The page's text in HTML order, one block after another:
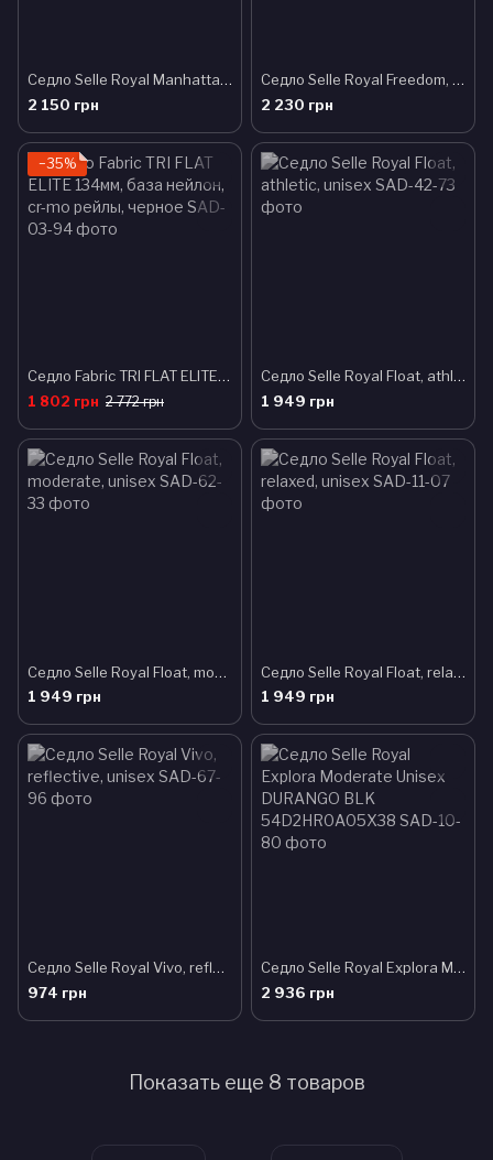
Седло Selle Royal Manhattan, relaxed, uisex
2 150 грн
Седло Selle Royal Freedom, moderate, unisex
2 230 грн
−35%
Седло Fabric TRI FLAT ELITE 134мм, база нейлон, cr-mo рейлы, черное
1 802 грн 2 772 грн
Седло Selle Royal Float, athletic, unisex
1 949 грн
Седло Selle Royal Float, moderate, unisex
1 949 грн
Седло Selle Royal Float, relaxed, unisex
1 949 грн
Седло Selle Royal Vivo, reflective, unisex
974 грн
Седло Selle Royal Explora Moderate Unisex DURANGO BLK 54D2HR0A05X38
2 936 грн
Показать еще 8 товаров